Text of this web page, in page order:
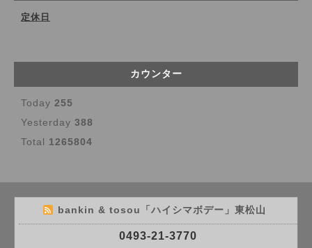
定休日
カウンター
Today 255
Yesterday 388
Total 1265804
bankin & tosou「ハイシマボデー」東松山
0493-21-3770